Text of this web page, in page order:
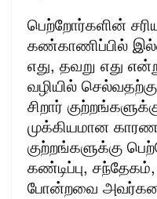
பெற்றோர்களின்
கண்காணிப்பில்
எது, தவறு எது
வழியில்
சிறார்
முக்கியமான
குற்றங்களுக்கு
கண்டிப்பு, சந்தேகம்,
போன்றவை அவர்களை